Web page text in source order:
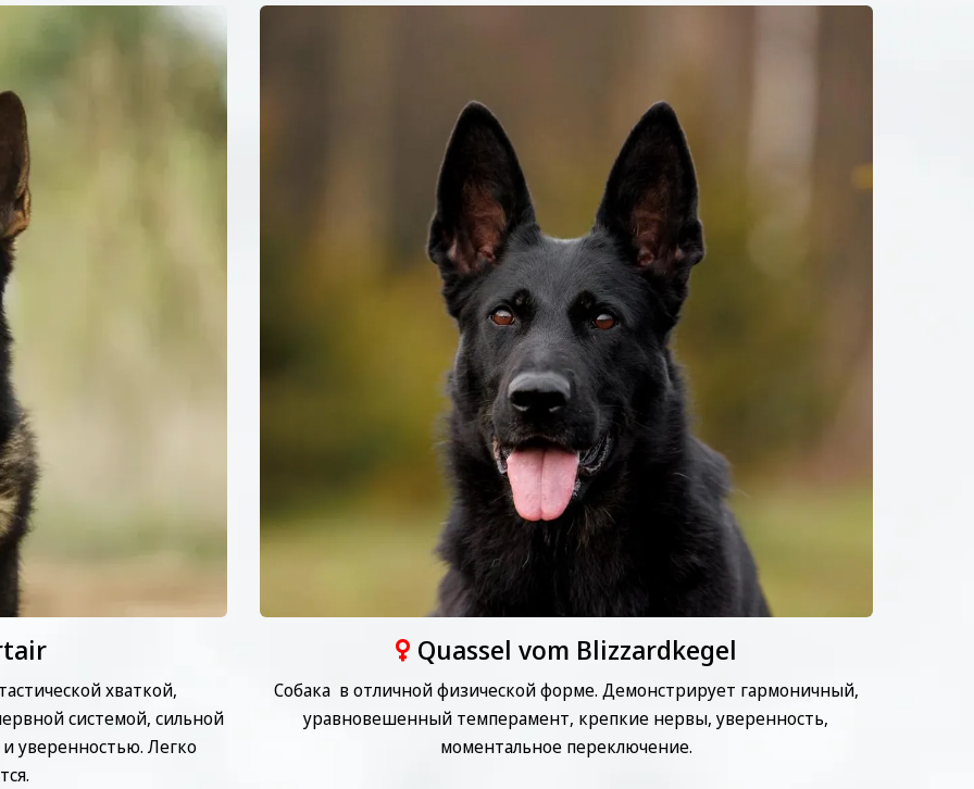
хваткой,
системой, сильной
уверенностью. Легко
Quassel vom Blizzardkegel
Собака в отличной физической форме. Демонстрирует гармоничный,
уравновешенный темперамент, крепкие нервы, ⁠уверенность,
⁠моментальное переключение.